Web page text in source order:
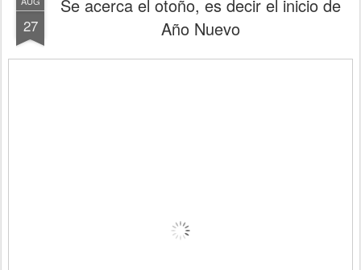
27
Se acerca el otoño, es decir el inicio de
Año Nuevo